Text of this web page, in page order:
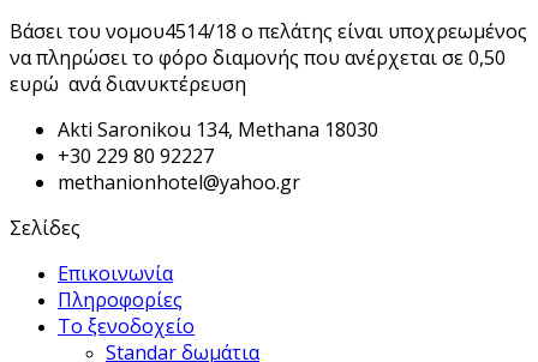
Βάσει του νομου4514/18 ο πελάτης είναι υποχρεωμένος
να πληρώσει το φόρο διαμονής που ανέρχεται σε 0,50
ευρώ ανά διανυκτέρευση
Akti Saronikou 134, Methana 18030
+30 229 80 92227
methanionhotel@yahoo.gr
Σελίδες
Επικοινωνία
Πληροφορίες
Το ξενοδοχείο
Standar δωμάτια